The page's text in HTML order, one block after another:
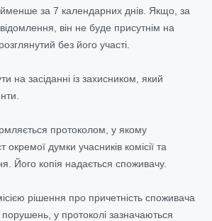
за 7 календарних днів. Якщо, за
він не буде присутнім на
без його участі.
на засіданні із захисником, який
протоколом, у якому
окремої думки учасників комісії та
Його копія надається споживачу.
рішення про причетність споживача
порушень, у протоколі зазначаються